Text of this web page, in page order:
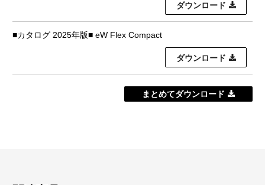
ダウンロード
■カタログ 2025年版■ eW Flex Compact
ダウンロード
まとめてダウンロード